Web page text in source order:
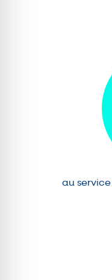
au